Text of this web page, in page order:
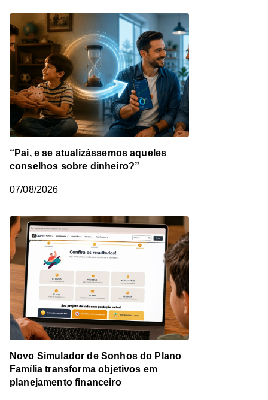
“Pai, e se atualizássemos aqueles
conselhos sobre dinheiro?”
07/08/2026
Novo Simulador de Sonhos do Plano
Família transforma objetivos em
planejamento financeiro